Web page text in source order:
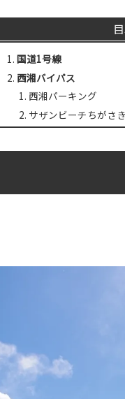
国道1号線
西湘バイパス
西湘パーキング
サザンビーチちがさ